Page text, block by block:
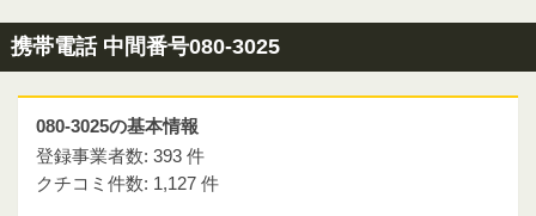
携帯電話 中間番号080-3025
080-3025の基本情報
登録事業者数: 393 件
クチコミ件数: 1,127 件